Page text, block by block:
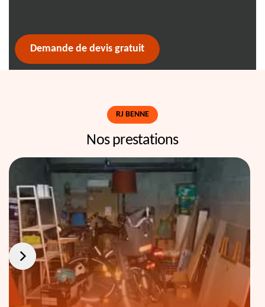
Demande de devis gratuit
RJ BENNE
Nos prestations